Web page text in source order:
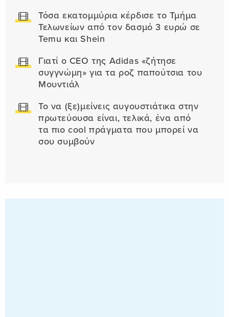
Τόσα εκατομμύρια κέρδισε το Τμήμα
Τελωνείων από τον δασμό 3 ευρώ σε
Temu και Shein
Γιατί ο CEO της Adidas «ζήτησε
συγγνώμη» για τα ροζ παπούτσια του
Μουντιάλ
Το να (ξε)μείνεις αυγουστιάτικα στην
πρωτεύουσα είναι, τελικά, ένα από
τα πιο cool πράγματα που μπορεί να
σου συμβούν